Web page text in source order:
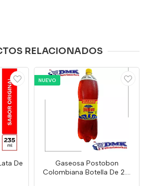
RELACIONADOS
De
NUEVO
Gaseosa Postobon
Colombiana Botella De 2.5